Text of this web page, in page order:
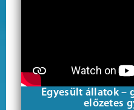
Egyesült állatok –
előzetes